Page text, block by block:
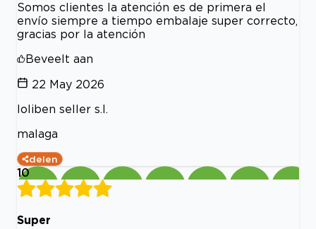
Somos clientes la atención es de primera el
envío siempre a tiempo embalaje super correcto,
gracias por la atención
Beveelt aan
22 May 2026
loliben seller s.l.
malaga
delen
10
Super